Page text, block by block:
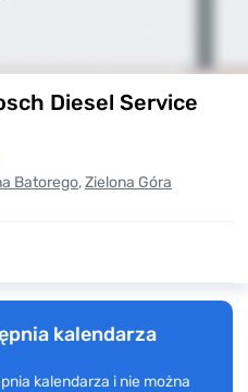
Diesel Service
Batorego,Zielona Góra
kalendarza
kalendarza i nie można